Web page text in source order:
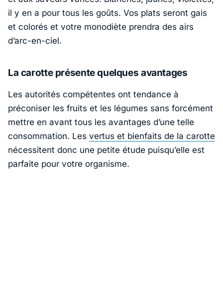
il y en a pour tous les goûts. Vos plats seront gais
et colorés et votre monodiète prendra des airs
d’arc-en-ciel.
La carotte présente quelques avantages
Les autorités compétentes ont tendance à
préconiser les fruits et les légumes sans forcément
mettre en avant tous les avantages d’une telle
consommation. Les vertus et bienfaits de la carotte
nécessitent donc une petite étude puisqu’elle est
parfaite pour votre organisme.